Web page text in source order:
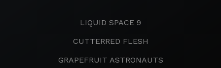
LIQUID SPACE 9
CUTTERRED FLESH
GRAPEFRUIT ASTRONAUTS